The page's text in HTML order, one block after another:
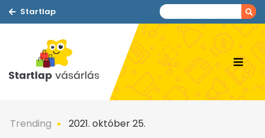
Startlap
Trending 2021. október 25.